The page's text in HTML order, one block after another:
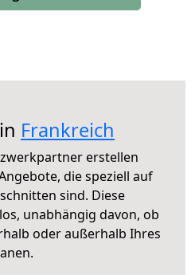
Frankreich
erstellen
die speziell auf
sind. Diese
unabhängig davon, ob
oder außerhalb Ihres